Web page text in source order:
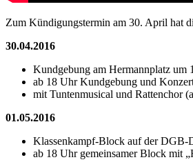
Zum Kündigungstermin am 30. April hat
30.04.2016
Kundgebung am Hermannplatz um
ab 18 Uhr Kundgebung und
mit Tuntenmusical und Rattenchor
01.05.2016
Klassenkampf-Block auf der DGB-
ab 18 Uhr gemeinsamer Block mit